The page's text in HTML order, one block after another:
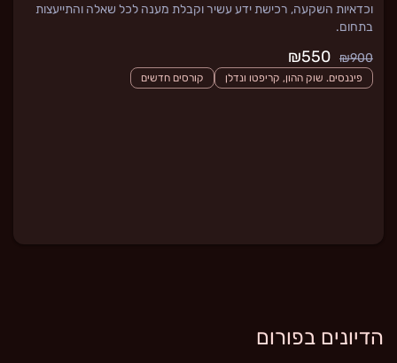
וכדאיות השקעה, רכישת ידע עשיר וקבלת מענה לכל שאלה והתייעצות
בתחום.
₪900
פיננסים. שוק ההון, קריפטו ונדלן קורסים חדשים
הדיונים בפורום